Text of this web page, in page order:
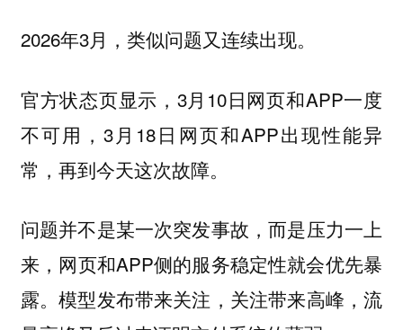
2026年3月，类似问题又连续出现。
官方状态页显示，3月10日网页和APP一度
不可用，3月18日网页和APP出现性能异
常，再到今天这次故障。
问题并不是某一次突发事故，而是压力一上
来，网页和APP侧的服务稳定性就会优先暴
露。模型发布带来关注，关注带来高峰，流